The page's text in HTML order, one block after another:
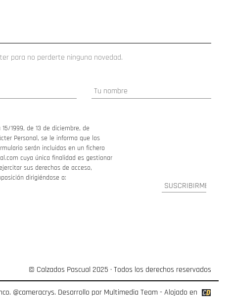
para no perderte ninguna novedad.
1999, de 13 de diciembre, de
Personal, se le informa que los
serán incluidos en un fichero
cuya única finalidad es gestionar
sus derechos de acceso,
dirigiéndose a:
© Calzados Pascual 2025 · Todos los derechos reservados
@cameracrys. Desarrollo por Multimedia Team- Alojado en